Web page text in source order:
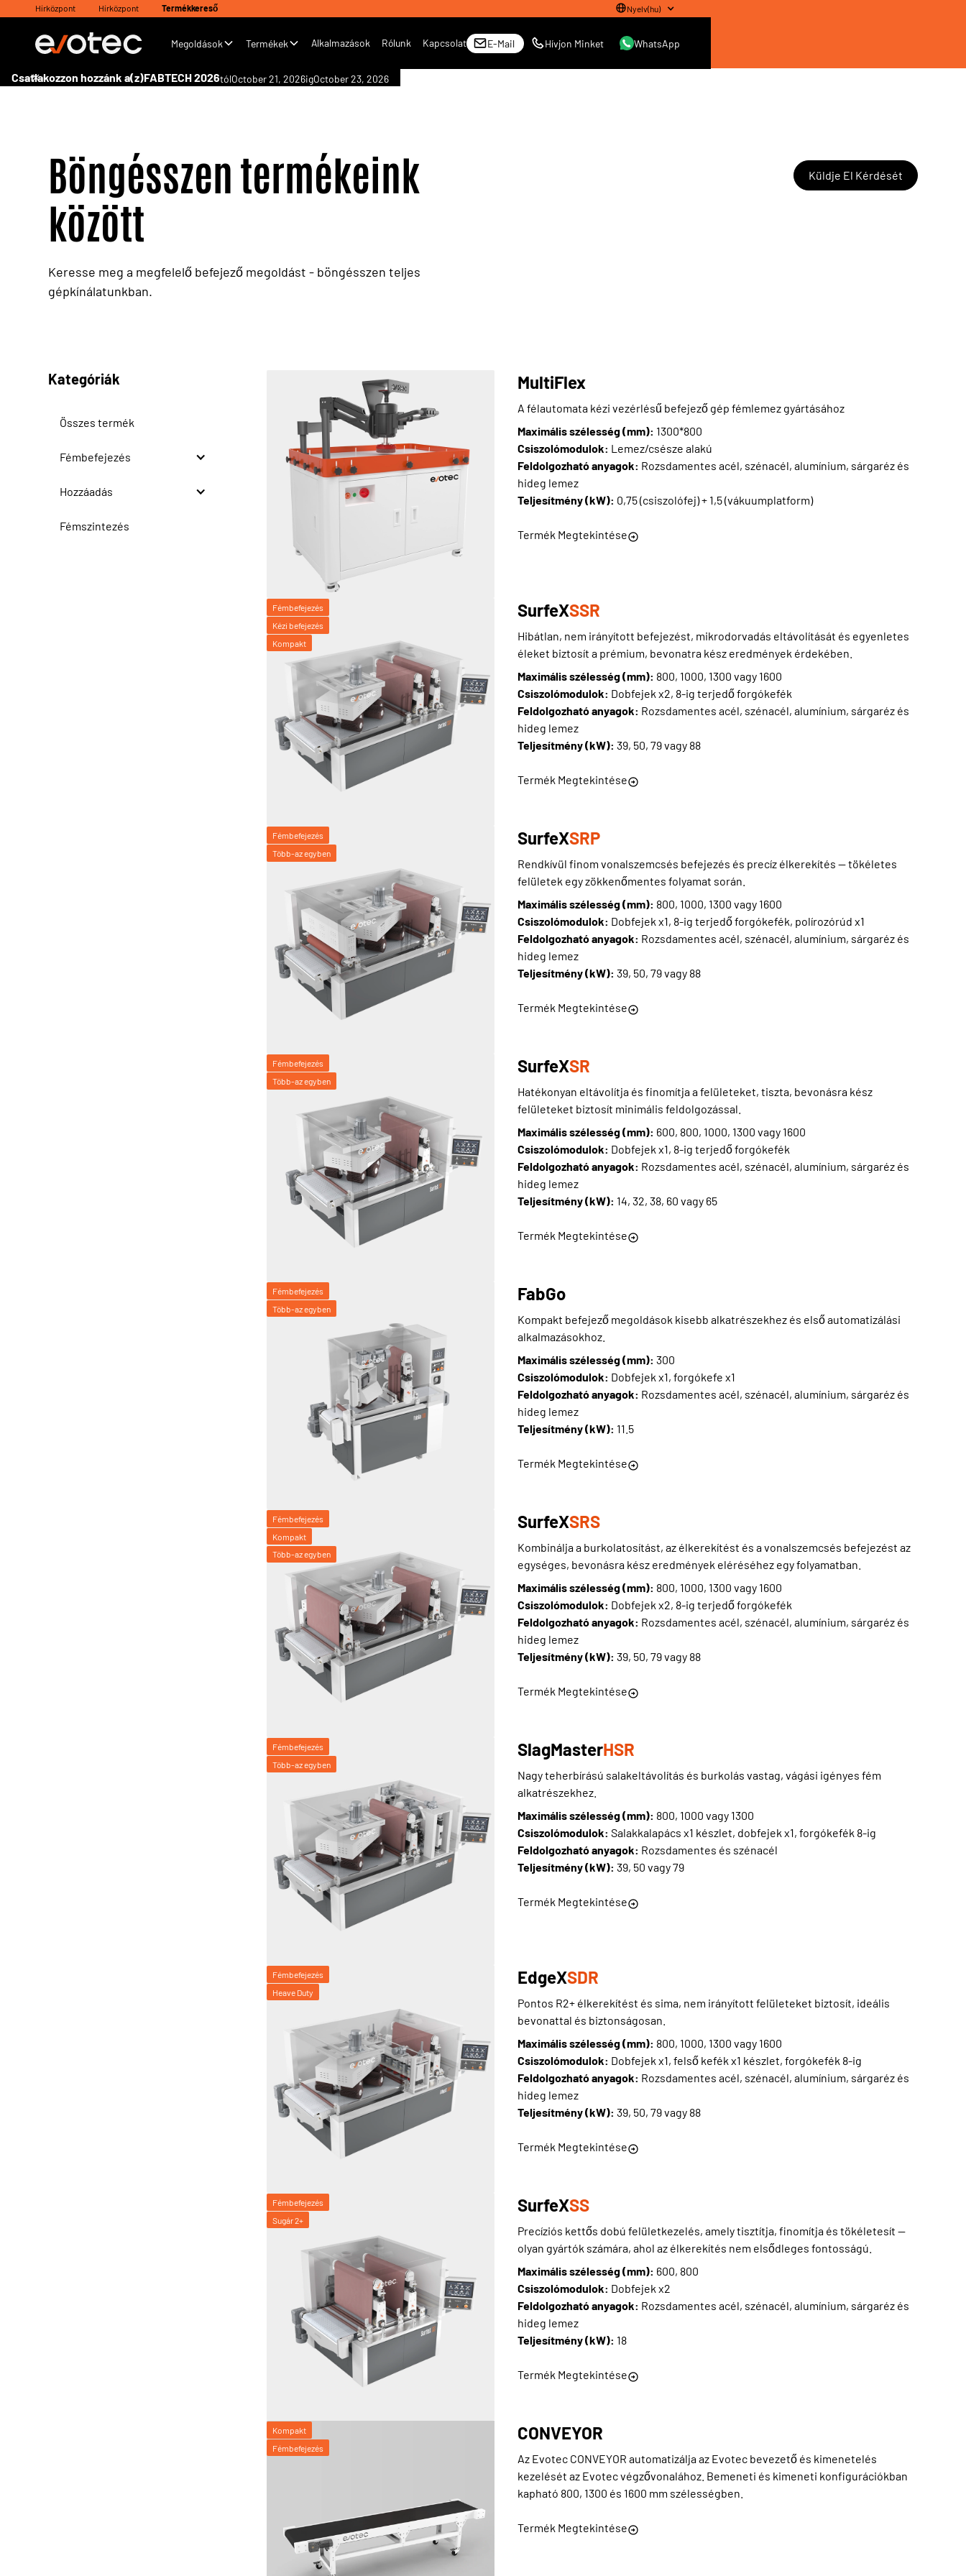
Hírközpont Hírközpont Termékkereső Nyelv(hu)
Megoldások Termékek Alkalmazások Rólunk Kapcsolat E-Mail Hívjon Minket WhatsApp
Csatlakozzon hozzánk a(z)FABTECH 2026tólOctober 21, 2026igOctober 23, 2026
Böngésszen termékeink
között
Keresse meg a megfelelő befejező megoldást - böngésszen teljes
gépkínálatunkban.
Küldje El Kérdését
Kategóriák
Összes termék
Fémbefejezés
Hozzáadás
Fémszintezés
Fémbefejezés
Kézi befejezés
Kompakt
MultiFlex
A félautomata kézi vezérlésű befejező gép fémlemez gyártásához
Maximális szélesség (mm): 1300*800
Csiszolómodulok: Lemez/csésze alakú
Feldolgozható anyagok: Rozsdamentes acél, szénacél, alumínium, sárgaréz és
hideg lemez
Teljesítmény (kW): 0,75 (csiszolófej) + 1,5 (vákuumplatform)
Termék Megtekintése
Fémbefejezés
Több-az egyben
SurfeXSSR
Hibátlan, nem irányított befejezést, mikrodorvadás eltávolítását és egyenletes
éleket biztosít a prémium, bevonatra kész eredmények érdekében.
Maximális szélesség (mm): 800, 1000, 1300 vagy 1600
Csiszolómodulok: Dobfejek x2, 8-ig terjedő forgókefék
Feldolgozható anyagok: Rozsdamentes acél, szénacél, alumínium, sárgaréz és
hideg lemez
Teljesítmény (kW):39, 50, 79 vagy 88
Termék Megtekintése
Fémbefejezés
Több-az egyben
SurfeXSRP
Rendkívül finom vonalszemcsés befejezés és precíz élkerekítés — tökéletes
felületek egy zökkenőmentes folyamat során.
Maximális szélesség (mm): 800, 1000, 1300 vagy 1600
Csiszolómodulok: Dobfejek x1, 8-ig terjedő forgókefék, polírozórúd x1
Feldolgozható anyagok: Rozsdamentes acél, szénacél, alumínium, sárgaréz és
hideg lemez
Teljesítmény (kW):39, 50, 79 vagy 88
Termék Megtekintése
Fémbefejezés
Több-az egyben
SurfeXSR
Hatékonyan eltávolítja és finomítja a felületeket, tiszta, bevonásra kész
felületeket biztosít minimális feldolgozással.
Maximális szélesség (mm): 600, 800, 1000, 1300 vagy 1600
Csiszolómodulok: Dobfejek x1, 8-ig terjedő forgókefék
Feldolgozható anyagok: Rozsdamentes acél, szénacél, alumínium, sárgaréz és
hideg lemez
Teljesítmény (kW): 14, 32, 38, 60 vagy 65
Termék Megtekintése
Fémbefejezés
Kompakt
Több-az egyben
FabGo
Kompakt befejező megoldások kisebb alkatrészekhez és első automatizálási
alkalmazásokhoz.
Maximális szélesség (mm):300
Csiszolómodulok: Dobfejek x1, forgókefe x1
Feldolgozható anyagok: Rozsdamentes acél, szénacél, alumínium, sárgaréz és
hideg lemez
Teljesítmény (kW): 11.5
Termék Megtekintése
Fémbefejezés
Több-az egyben
SurfeXSRS
Kombinálja a burkolatosítást, az élkerekítést és a vonalszemcsés befejezést az
egységes, bevonásra kész eredmények eléréséhez egy folyamatban.
Maximális szélesség (mm): 800, 1000, 1300 vagy 1600
Csiszolómodulok: Dobfejek x2, 8-ig terjedő forgókefék
Feldolgozható anyagok: Rozsdamentes acél, szénacél, alumínium, sárgaréz és
hideg lemez
Teljesítmény (kW):39, 50, 79 vagy 88
Termék Megtekintése
Fémbefejezés
Heave Duty
SlagMasterHSR
Nagy teherbírású salakeltávolítás és burkolás vastag, vágási igényes fém
alkatrészekhez.
Maximális szélesség (mm): 800, 1000 vagy 1300
Csiszolómodulok:Salakkalapács x1 készlet, dobfejek x1, forgókefék 8-ig
Feldolgozható anyagok: Rozsdamentes és szénacél
Teljesítmény (kW):39, 50 vagy 79
Termék Megtekintése
Fémbefejezés
Sugár 2+
EdgeXSDR
Pontos R2+ élkerekítést és sima, nem irányított felületeket biztosít, ideális
bevonattal és biztonságosan.
Maximális szélesség (mm): 800, 1000, 1300 vagy 1600
Csiszolómodulok: Dobfejek x1, felső kefék x1 készlet, forgókefék 8-ig
Feldolgozható anyagok: Rozsdamentes acél, szénacél, alumínium, sárgaréz és
hideg lemez
Teljesítmény (kW):39, 50, 79 vagy 88
Termék Megtekintése
Kompakt
Fémbefejezés
SurfeXSS
Precíziós kettős dobú felületkezelés, amely tisztítja, finomítja és tökéletesít —
olyan gyártók számára, ahol az élkerekítés nem elsődleges fontosságú.
Maximális szélesség (mm): 600, 800
Csiszolómodulok: Dobfejek x2
Feldolgozható anyagok: Rozsdamentes acél, szénacél, alumínium, sárgaréz és
hideg lemez
Teljesítmény (kW): 18
Termék Megtekintése
CONVEYOR
Az Evotec CONVEYOR automatizálja az Evotec bevezető és kimenetelés
kezelését az Evotec végzővonalához. Bemeneti és kimeneti konfigurációkban
kapható 800, 1300 és 1600 mm szélességben.
Termék Megtekintése